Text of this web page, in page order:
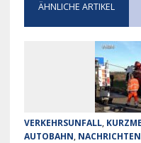
ÄHNLICHE ARTIKEL
VERKEHRSUNFALL,
AUTOBAHN,